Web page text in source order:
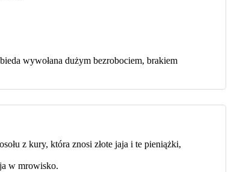
wywołana dużym bezrobociem, brakiem
z kury, która znosi złote jaja i te pieniążki,
w mrowisko.